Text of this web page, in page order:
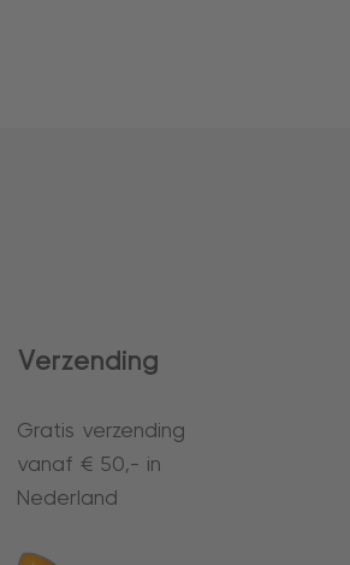
Verzending
Gratis verzending
vanaf € 50,- in
Nederland